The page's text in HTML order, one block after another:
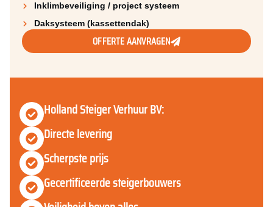
Inklimbeveiliging / project systeem
Daksysteem (kassettendak)
OFFERTE AANVRAGEN
Holland Steiger Verhuur BV:
Directe levering
Scherpste prijs
Gecertificeerde steigerbouwers